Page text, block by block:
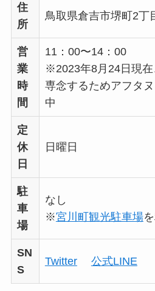
住
所
鳥取県倉吉市堺町2丁
営
業
時
間
11：00〜14：00
※2023年8月24日現
専念するためアフタ
中
定
休
日
日曜日
駐
車
場
なし
※宮川町観光駐車場
SN
S
Twitter 公式LINE